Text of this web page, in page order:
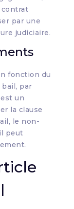
contrat
par une
judiciaire.
fonction du
par
un
la clause
le non-
peut